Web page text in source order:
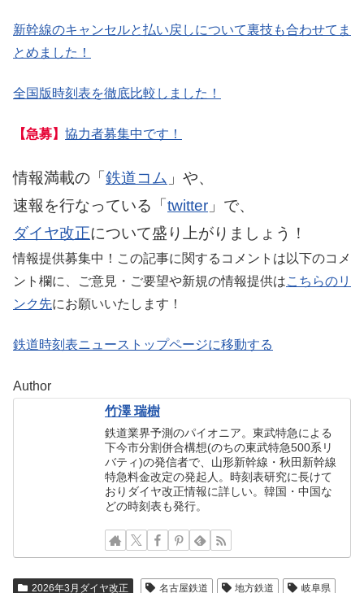
新幹線のキャンセルと払い戻しについて裏技も合わせてま
とめました！
全国版時刻表を徹底比較しました！
【急募】 協力者募集中です！
情報満載の「鉄道コム 」や、
速報を行なっている「twitter 」で、
ダイヤ改正について盛り上がりましょう！
情報提供募集中！この記事に関するコメントは以下のコメ
ント欄に、ご意見・ご要望や新規の情報提供はこちらのリ
ンク先にお願いいたします！
鉄道時刻表ニューストップページに移動する
Author
竹澤 瑞樹
鉄道業界予測のパイオニア。東武特急による
下今市分割併合構想(のちの東武特急500系リ
バティ)の発信者で、山形新幹線・秋田新幹線
特急料金改定の発起人。時刻表研究に長けて
おりダイヤ改正情報に詳しい。韓国・中国な
どの時刻表も発行。
2026年3月ダイヤ改正 名古屋鉄道 地方鉄道 岐阜県